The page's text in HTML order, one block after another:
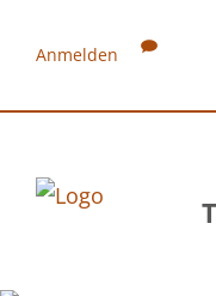
Anmelden